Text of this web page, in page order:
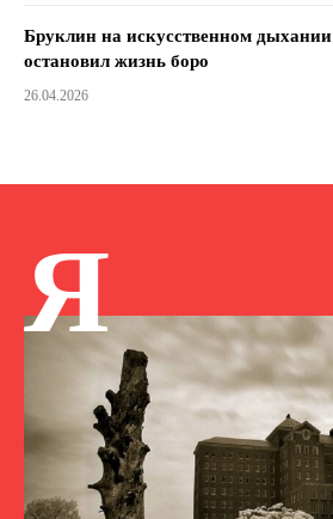
Бруклин на искусственном
остановил жизнь боро
26.04.2026
Я